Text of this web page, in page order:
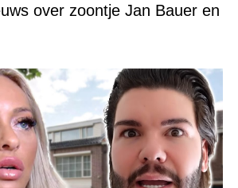
over zoontje Jan Bauer en